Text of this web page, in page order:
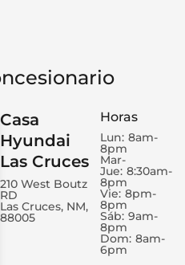
Casa
Hyundai
Las Cruces
210 West Boutz
RD
Las Cruces, NM,
88005
Horas
Lun: 8am-
8pm
Mar-
Jue: 8:30am-
8pm
Vie: 8pm-
8pm
Sáb: 9am-
8pm
Dom: 8am-
6pm